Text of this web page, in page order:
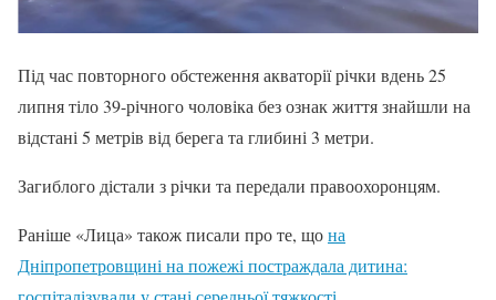
Під час повторного обстеження акваторії річки вдень 25
липня тіло 39-річного чоловіка без ознак життя знайшли на
відстані 5 метрів від берега та глибині 3 метри.
Загиблого дістали з річки та передали правоохоронцям.
Раніше «Лица» також писали про те, щона
Дніпропетровщині на пожежі постраждала дитина: